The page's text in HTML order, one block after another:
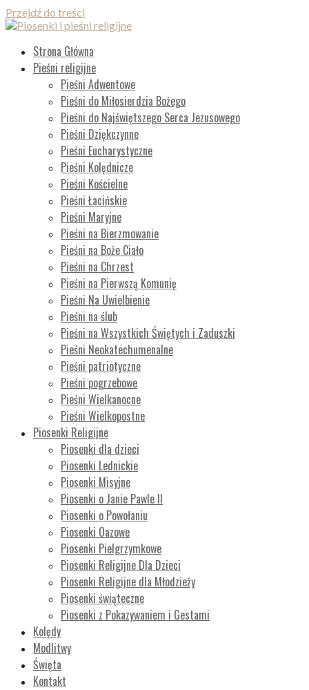
Przejdź do treści
Strona Główna
Pieśni religijne
Pieśni Adwentowe
Pieśni do Miłosierdzia Bożego
Pieśni do Najświętszego Serca Jezusowego
Pieśni Dziękczynne
Pieśni Eucharystyczne
Pieśni Kolędnicze
Pieśni Kościelne
Pieśni Łacińskie
Pieśni Maryjne
Pieśni na Bierzmowanie
Pieśni na Boże Ciało
Pieśni na Chrzest
Pieśni na Pierwszą Komunię
Pieśni Na Uwielbienie
Pieśni na ślub
Pieśni na Wszystkich Świętych i Zaduszki
Pieśni Neokatechumenalne
Pieśni patriotyczne
Pieśni pogrzebowe
Pieśni Wielkanocne
Pieśni Wielkopostne
Piosenki Religijne
Piosenki dla dzieci
Piosenki Lednickie
Piosenki Misyjne
Piosenki o Janie Pawle II
Piosenki o Powołaniu
Piosenki Oazowe
Piosenki Pielgrzymkowe
Piosenki Religijne Dla Dzieci
Piosenki Religijne dla Młodzieży
Piosenki świąteczne
Piosenki z Pokazywaniem i Gestami
Kolędy
Modlitwy
Święta
Kontakt